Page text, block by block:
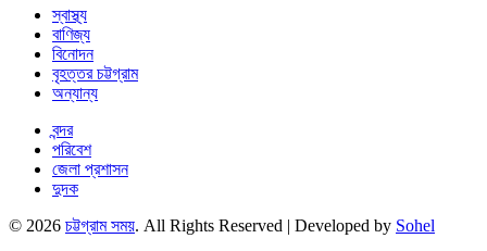
স্বাস্থ্য
বাণিজ্য
বিনোদন
বৃহত্তর চট্টগ্রাম
অন্যান্য
বন্দর
পরিবেশ
জেলা প্রশাসন
দুদক
© 2026 চট্টগ্রাম সময়. All Rights Reserved | Developed by Sohel